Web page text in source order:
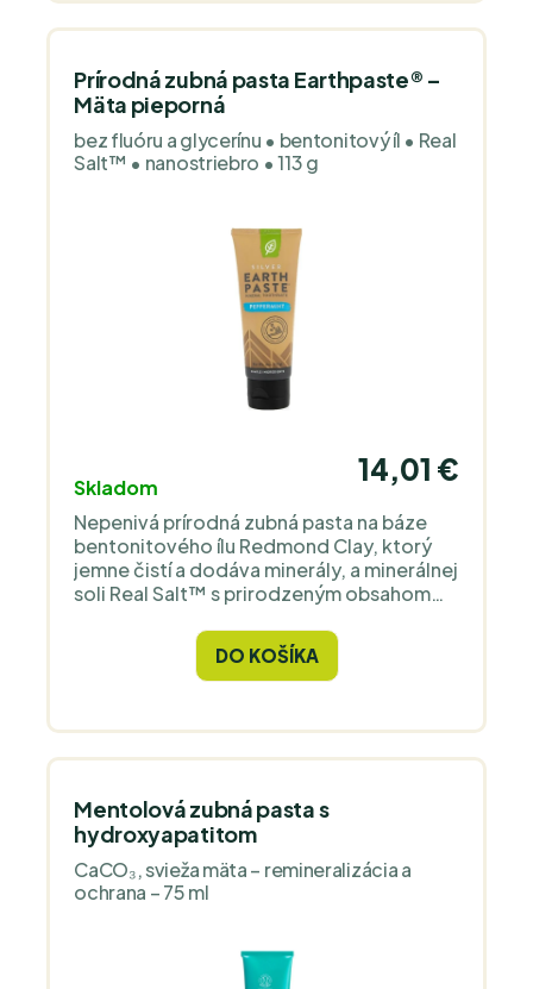
Prírodná zubná pasta Earthpaste® –
Mäta pieporná
bez fluóru a glycerínu • bentonitový íl • Real
Salt™ • nanostriebro • 113 g
Skladom
14,01 €
Nepenivá prírodná zubná pasta na báze
bentonitového ílu Redmond Clay, ktorý
jemne čistí a dodáva minerály, a minerálnej
soli Real Salt™ s prirodzeným obsahom
sladená ne-GMO xylitolom a je bez
glycerínu, fluóru, penivých látok a
umelých farbív. Chuť zabezpečuje
(peppermint) spolu s mentolom. Tea tree
olej je prítomný v bezpečnej koncentrácii
nano striebra.
DO KOŠÍKA
Mentolová zubná pasta s
hydroxyapatitom
CaCO₃, svieža mäta – remineralizácia a
ochrana – 75 ml